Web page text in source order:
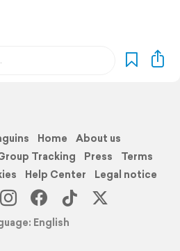
Home
About us
Tracking Press
Terms
Help Center
Legal notice
English